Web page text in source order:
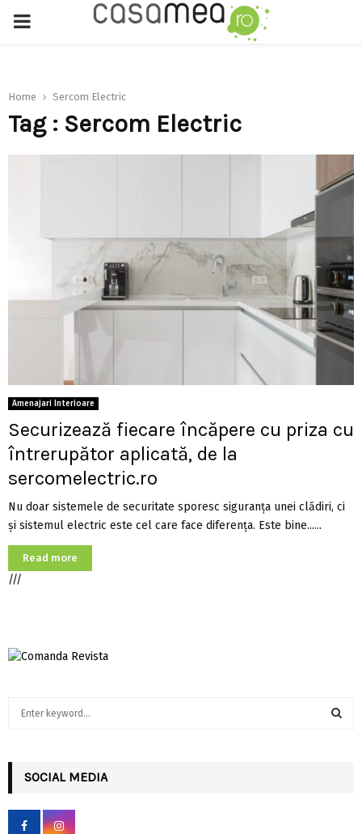
PRIMARY
Home Sercom Electric
Tag : Sercom Electric
Amenajari Interioare
Securizează fiecare încăpere cu priza cu
întrerupător aplicată, de la
sercomelectric.ro
Nu doar sistemele de securitate sporesc siguranța unei clădiri, ci
și sistemul electric este cel care face diferența. Este bine......
Read more
///
h
f
SOCIAL MEDIA